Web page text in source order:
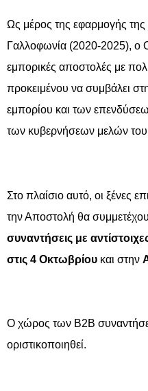
Ως μέρος της εφαρμογής της
Γαλλοφωνία (2020-2025), ο
εμπορικές αποστολές με
προκειμένου να συμβάλει
εμπορίου και των
των κυβερνήσεων μελών
Στο πλαίσιο αυτό, οι ξένες
την Αποστολή θα
συναντήσεις με
στις 4 Οκτωβρίου και στην
Ο χώρος των B2B
οριστικοποιηθεί.